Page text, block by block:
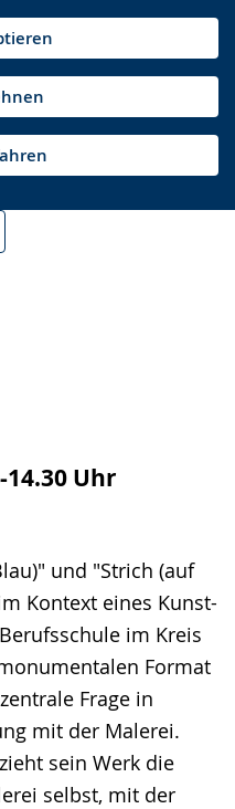
14.30 Uhr
und "Strich (auf
Kontext eines Kunst-
im Kreis
Format
Frage in
mit der Malerei.
sein Werk die
selbst, mit der